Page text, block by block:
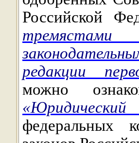
Российской
редакции
можно
«Юридический
федеральных